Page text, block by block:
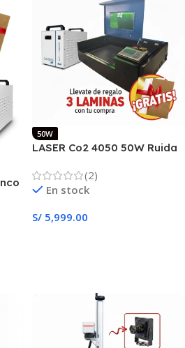
50W
LASER Co2 4050 50W Ruida
(2)
En stock
S/ 5,999.00